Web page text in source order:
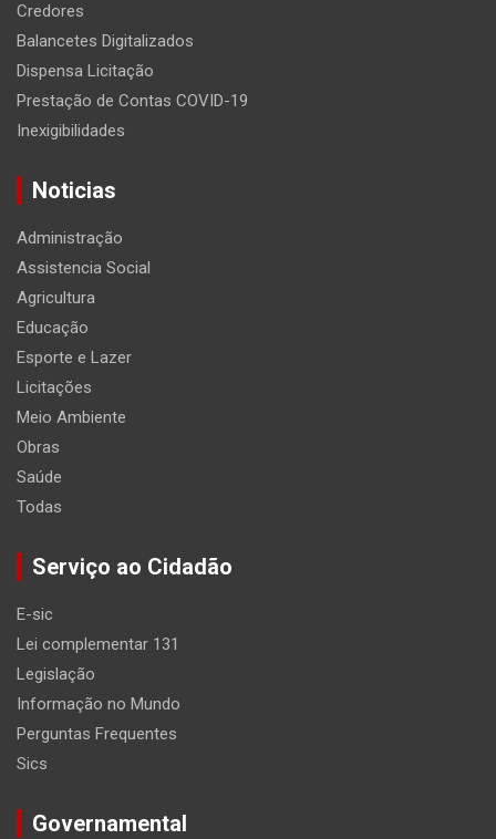
Credores
Balancetes Digitalizados
Dispensa Licitação
Prestação de Contas COVID-19
Inexigibilidades
Noticias
Administração
Assistencia Social
Agricultura
Educação
Esporte e Lazer
Licitações
Meio Ambiente
Obras
Saúde
Todas
Serviço ao Cidadão
E-sic
Lei complementar 131
Legislação
Informação no Mundo
Perguntas Frequentes
Sics
Governamental